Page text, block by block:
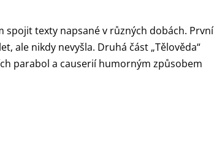
texty napsané v různých dobách. První
ale nikdy nevyšla. Druhá část „Tělověda“
parabol a causerií humorným způsobem